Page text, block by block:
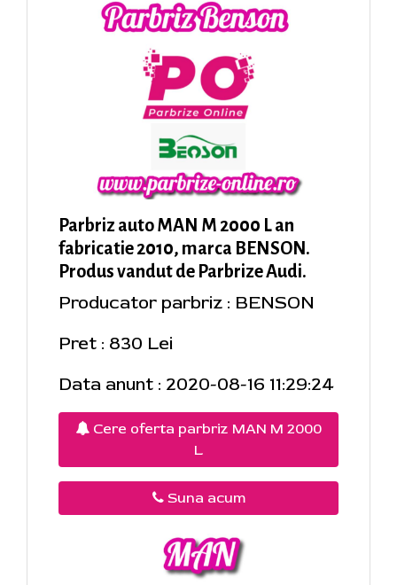
Parbriz auto MAN M 2000 L an
fabricatie 2010, marca BENSON.
Produs vandut de Parbrize Audi.
Producator parbriz : BENSON
Pret : 830 Lei
Data anunt : 2020-08-16 11:29:24
Cere oferta parbriz MAN M 2000
L
Suna acum